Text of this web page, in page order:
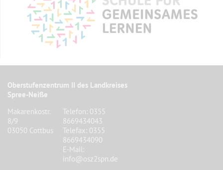
Oberstufenzentrum II des Landkreises
Spree-Neiße
Makarenkostr.
8/9
03050 Cottbus
Telefon: 0355
8669434043
Telefax: 0355
8669434090
E-Mail:
info@osz2spn.de